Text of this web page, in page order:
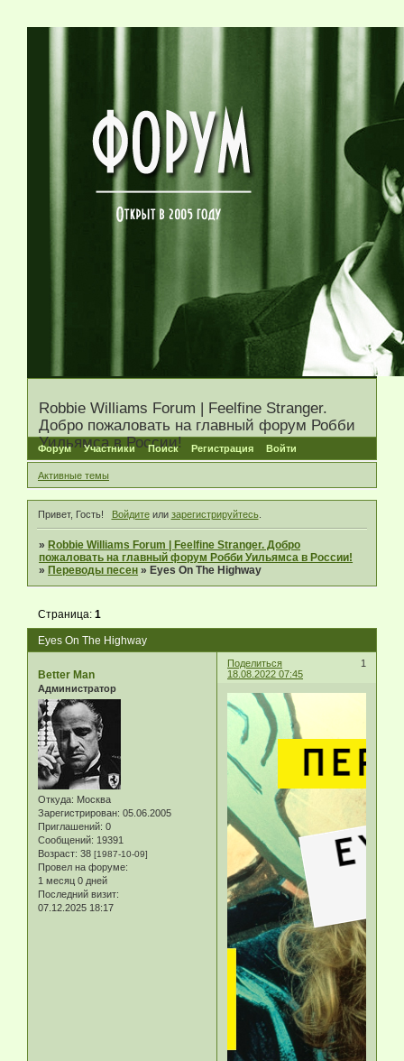
Robbie Williams Forum | Feelfine Stranger.
Добро пожаловать на главный форум Робби
Уильямса в России!
Форум Участники Поиск Регистрация Войти
Активные темы
Привет, Гость! Войдитеили зарегистрируйтесь.
» Robbie Williams Forum | Feelfine Stranger. Добро
пожаловать на главный форум Робби Уильямса в России!
» Переводы песен » Eyes On The Highway
Eyes On The Highway
Страница:1
Поделиться
1
18.08.2022 07:45
Better Man
Администратор
Откуда: Москва
Зарегистрирован: 05.06.2005
Приглашений: 0
Сообщений: 19391
Возраст: 38 [1987-10-09]
Провел на форуме:
1 месяц 0 дней
Последний визит:
07.12.2025 18:17